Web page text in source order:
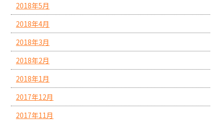
2018年5月
2018年4月
2018年3月
2018年2月
2018年1月
2017年12月
2017年11月